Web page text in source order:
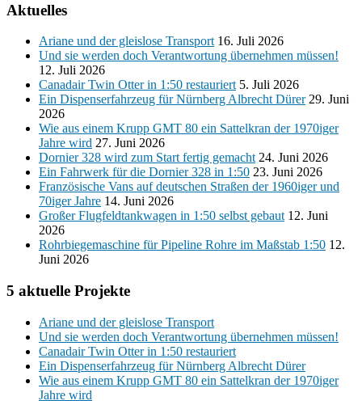
Aktuelles
Ariane und der gleislose Transport 16. Juli 2026
Und sie werden doch Verantwortung übernehmen müssen!
12. Juli 2026
Canadair Twin Otter in 1:50 restauriert 5. Juli 2026
Ein Dispenserfahrzeug für Nürnberg Albrecht Dürer 29. Juni
2026
Wie aus einem Krupp GMT 80 ein Sattelkran der 1970iger
Jahre wird 27. Juni 2026
Dornier 328 wird zum Start fertig gemacht 24. Juni 2026
Ein Fahrwerk für die Dornier 328 in 1:50 23. Juni 2026
Französische Vans auf deutschen Straßen der 1960iger und
70iger Jahre 14. Juni 2026
Großer Flugfeldtankwagen in 1:50 selbst gebaut 12. Juni
2026
Rohrbiegemaschine für Pipeline Rohre im Maßstab 1:50 12.
Juni 2026
5 aktuelle Projekte
Ariane und der gleislose Transport
Und sie werden doch Verantwortung übernehmen müssen!
Canadair Twin Otter in 1:50 restauriert
Ein Dispenserfahrzeug für Nürnberg Albrecht Dürer
Wie aus einem Krupp GMT 80 ein Sattelkran der 1970iger
Jahre wird